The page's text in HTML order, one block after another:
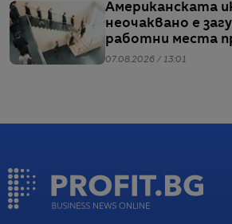
Американската
неочаквано е
работни места
07.08.2026 / 13:01